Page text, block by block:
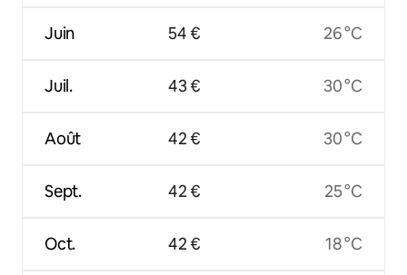
Juin
Juil.
Août
Sept.
Oct.
54 €
43 €
42 €
42 €
42 €
26 °C
30 °C
30 °C
25 °C
18 °C